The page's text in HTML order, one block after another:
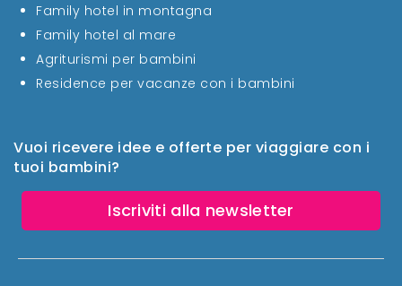
Vuoi ricevere idee e offerte per viaggiare con i
tuoi bambini?
Iscriviti alla newsletter
Family hotel in montagna
Family hotel al mare
Agriturismi per bambini
Residence per vacanze con i bambini